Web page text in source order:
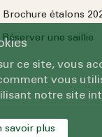
Brochure étalons
Réserver une saillie
ce site, vous
vous
notre site
savoir plus